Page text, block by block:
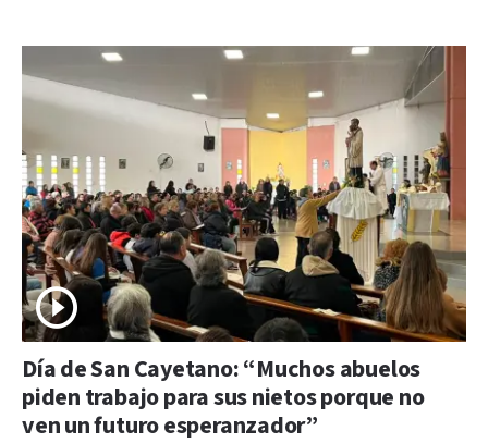
Día de San Cayetano: “Muchos abuelos
piden trabajo para sus nietos porque no
ven un futuro esperanzador”